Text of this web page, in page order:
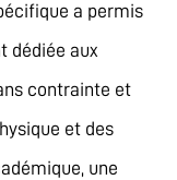
a permis
dédiée aux
contrainte et
et des
une